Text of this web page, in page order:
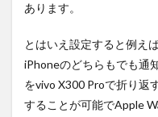
あります。
とはいえ設定すると例え
iPhoneのどちらもでも通
をvivo X300 Proで折り返
することが可能でApple